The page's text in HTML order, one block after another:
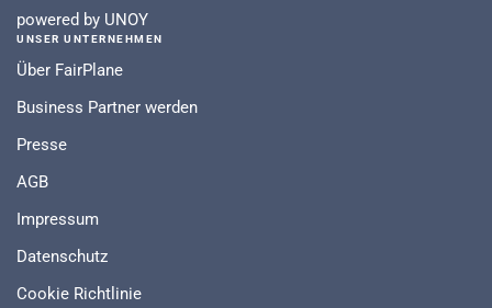
powered by UNOY
UNSER UNTERNEHMEN
Über FairPlane
Business Partner werden
Presse
AGB
Impressum
Datenschutz
Cookie Richtlinie